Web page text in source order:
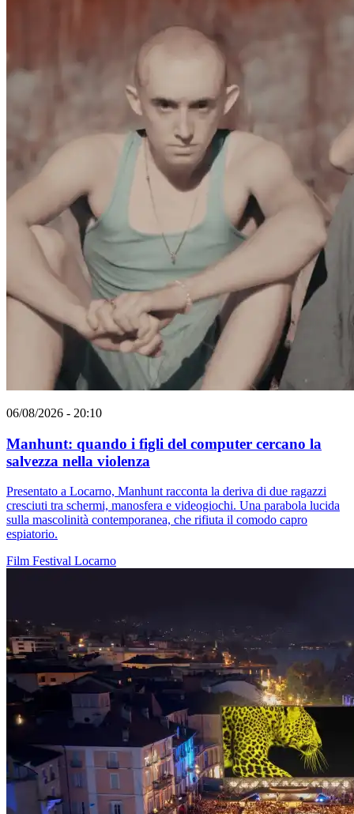
06/08/2026 - 20:10
Manhunt: quando i figli del computer cercano la
salvezza nella violenza
Presentato a Locarno, Manhunt racconta la deriva di due ragazzi
cresciuti tra schermi, manosfera e videogiochi. Una parabola lucida
sulla mascolinità contemporanea, che rifiuta il comodo capro
espiatorio.
Film Festival Locarno